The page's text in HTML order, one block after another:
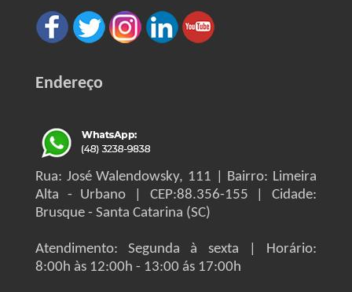
Endereço
Rua: José Walendowsky, 111 | Bairro: Limeira
Alta - Urbano | CEP:88.356-155 | Cidade:
Brusque - Santa Catarina (SC)
Atendimento: Segunda à sexta | Horário:
8:00h às 12:00h - 13:00 ás 17:00h